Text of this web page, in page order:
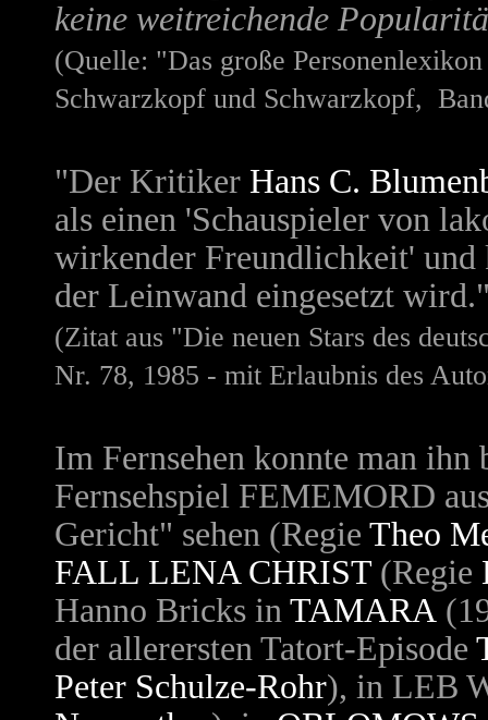
keine weitreichende
(Quelle: "Das große
Schwarzkopf und Schwarzkopf,
"Der Kritiker Hans C.
als einen 'Schauspieler von
wirkender Freundlichkeit' und
der Leinwand eingesetzt
(Zitat aus "Die neuen Stars des
Nr. 78, 1985 - mit Erlaubnis des
Im Fernsehen konnte man
Fernsehspiel FEMEMORD
Gericht" sehen (Regie Theo
FALL LENA CHRIST (Regie
Hanno Bricks in TAMARA
der allerersten Tatort-Episode
Peter Schulze-Rohr), in LEB